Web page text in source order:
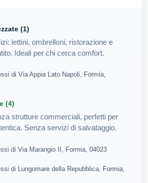
(1)
lettini, ombrelloni, ristorazione e
Ideali per chi cerca comfort.
di Via Appia Lato Napoli, Formia,
(4)
strutture commerciali, perfetti per
Senza servizi di salvataggio.
di Via Marangio II, Formia, 04023
di Lungomare della Repubblica, Formia,